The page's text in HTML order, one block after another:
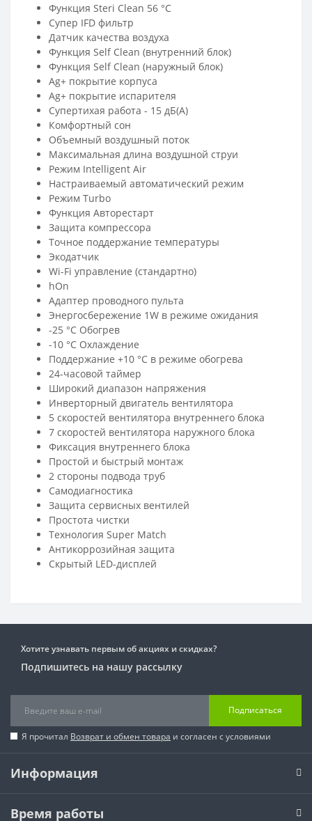
Функция Steri Clean 56 °C
Супер IFD фильтр
Датчик качества воздуха
Функция Self Clean (внутренний блок)
Функция Self Clean (наружный блок)
Ag+ покрытие корпуса
Ag+ покрытие испарителя
Супертихая работа - 15 дБ(А)
Комфортный сон
Объемный воздушный поток
Максимальная длина воздушной струи
Режим Intelligent Air
Настраиваемый автоматический режим
Режим Turbo
Функция Авторестарт
Защита компрессора
Точное поддержание температуры
Экодатчик
Wi-Fi управление (стандартно)
hOn
Адаптер проводного пульта
Энергосбережение 1W в режиме ожидания
-25 °C Обогрев
-10 °C Охлаждение
Поддержание +10 °С в режиме обогрева
24-часовой таймер
Широкий диапазон напряжения
Инверторный двигатель вентилятора
5 скоростей вентилятора внутреннего блока
7 скоростей вентилятора наружного блока
Фиксация внутреннего блока
Простой и быстрый монтаж
2 стороны подвода труб
Самодиагностика
Защита сервисных вентилей
Простота чистки
Технология Super Match
Антикоррозийная защита
Скрытый LED-дисплей
Хотите узнавать первым об акциях и скидках?
Подпишитесь на нашу рассылку
Подписаться
Я прочитал Возврат и обмен товара и согласен с условиями
Информация
Время работы